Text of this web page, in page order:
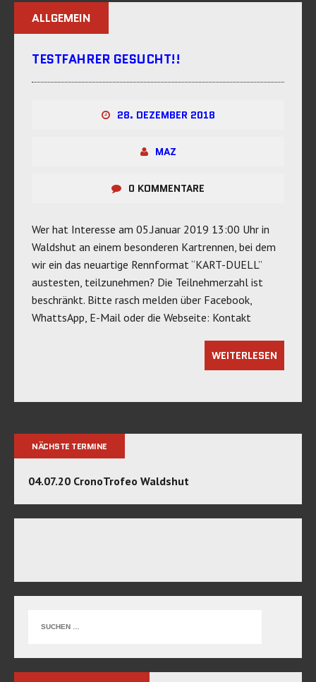
ALLGEMEIN
TESTFAHRER GESUCHT!!
28. DEZEMBER 2018
MAZ
0 KOMMENTARE
Wer hat Interesse am 05.Januar 2019 13:00 Uhr in
Waldshut an einem besonderen Kartrennen, bei dem
wir ein das neuartige Rennformat “KART-DUELL”
austesten, teilzunehmen? Die Teilnehmerzahl ist
beschränkt. Bitte rasch melden über Facebook,
WhattsApp, E-Mail oder die Webseite: Kontakt
WEITERLESEN
NÄCHSTE TERMINE
04.07.20 CronoTrofeo Waldshut